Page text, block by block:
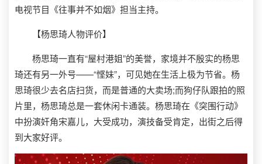
电视节目《往事并不如烟》担当主持。
【杨思琦人物评价】
杨思琦一直有“屋村港姐”的美誉，家境并不殷实的杨思
琦还有另一外号——“悭妹”，可见她在生活上极为节省。杨
思琦很少去名店扫货，而是普通的大卖场;而狗仔队跟拍的照
片里，杨思琦总是一套休闲卡通装。杨思琦在《突围行动》
中扮演奸角宋嘉儿，大受成功，演技备受肯定，出街之后得
到大家好评。